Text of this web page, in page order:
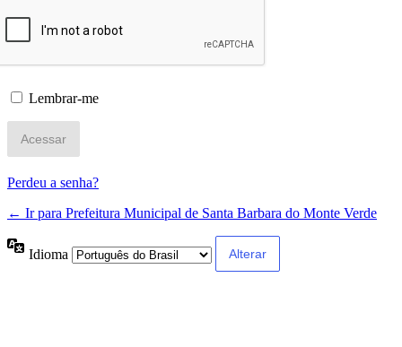
Lembrar-me
Perdeu a senha?
← Ir para Prefeitura Municipal de Santa Barbara do Monte Verde
Idioma